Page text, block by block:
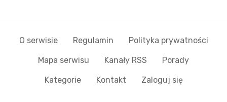
O serwisie Regulamin Polityka prywatności
Mapa serwisu Kanały RSS Porady
Kategorie Kontakt Zaloguj się